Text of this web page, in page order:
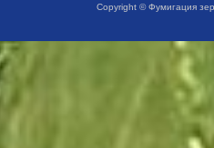
Copyright © Фумигация